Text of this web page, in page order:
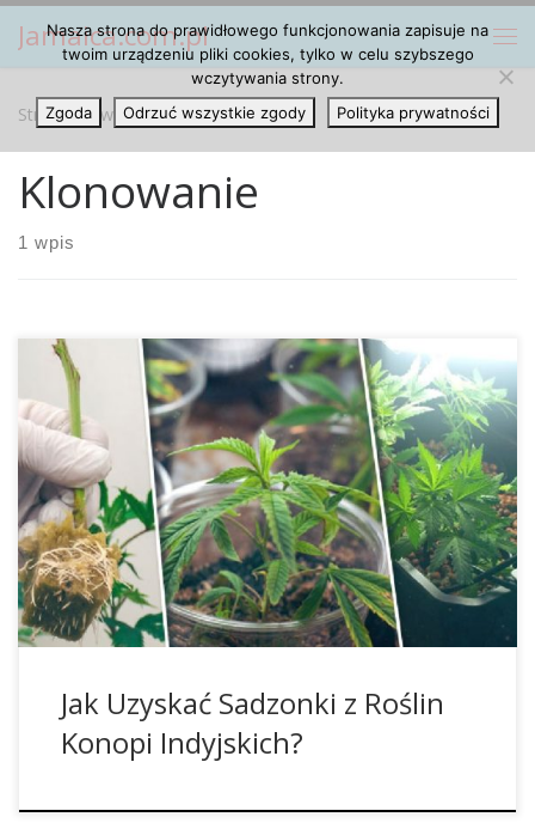
Przejdź do treści
Jamaica.com.pl
Strona główna » Klonowanie
Klonowanie
1 wpis
Gdy mówimy o klonowaniu, to możesz myśleć, że chodzi o
coś takiego jak owieczkę Dolly. Rzeczywiście oznacza to
reprodukcję bezpłciową. Choć może to bardzo kojarzyć się
z Frankensteinem, to klonowanie jest dość prostą
koncepcją naukową. Zasadniczo oznacza to po prostu
pobranie czegoś z tego, co już jest, aby wyrosło jeszcze […]
Jak Uzyskać Sadzonki z Roślin
Konopi Indyjskich?
Nasza strona do prawidłowego funkcjonowania zapisuje na
twoim urządzeniu pliki cookies, tylko w celu szybszego
wczytywania strony.
Zgoda
Odrzuć wszystkie zgody Polityka prywatności